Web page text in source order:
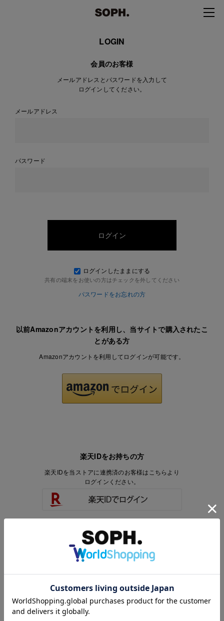
LOGIN
会員のお客様
メールアドレスとパスワードを入力して
ログインしてください。
メールアドレス
パスワード
ログインしたままにする
共有の端末をお使いの方はチェックを外してください
パスワードをお忘れの方
以前Amazonアカウントを利用し、当サイトで購入されたこ
とがある方
Amazonアカウントを利用してログインが可能です。
楽天IDをお持ちの方
楽天IDを当ストアに連携済のお客様はこちらより
ログインください。
楽天IDをお持ちで、当ストアのアカウントを
お持ちでないお客様はこちらより
会員登録いただけます。